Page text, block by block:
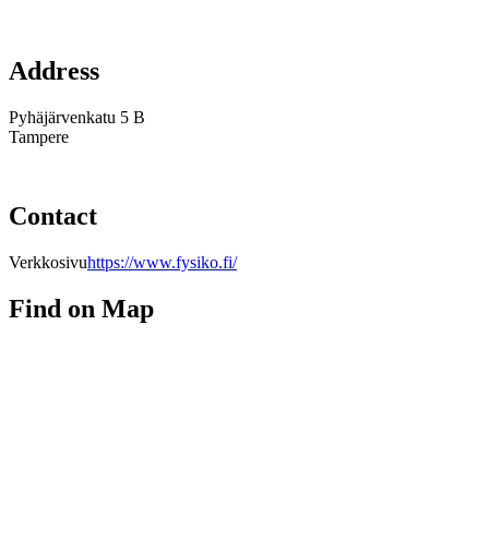
Address
Pyhäjärvenkatu 5 B
Tampere
Contact
Verkkosivuhttps://www.fysiko.fi/
Find on Map